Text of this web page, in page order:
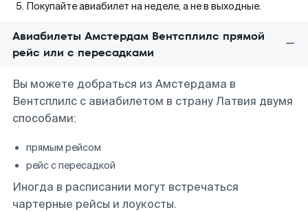
Покупайте авиабилет на неделе, а не в выходные.
Авиабилеты Амстердам Вентсплилс прямой
рейс или с пересадками
Вы можете добраться из Амстердама в
Вентсплилс с авиабилетом в страну Латвия двумя
способами:
прямым рейсом
рейс с пересадкой
Иногда в расписании могут встречаться
чартерные рейсы и лоукосты.